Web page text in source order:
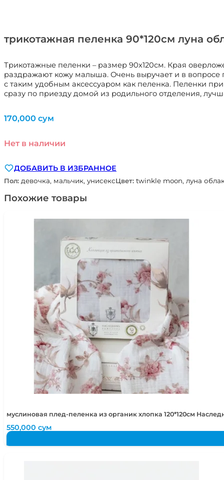
трикотажная пеленка 90*120см луна
Трикотажные пеленки – размер 90х120см. Края
раздражают кожу малыша. Очень выручает и в
с таким удобным аксессуаром как пеленка. Пеленки
сразу по приезду домой из родильного отделения,
170,000 сум
Нет в наличии
ДОБАВИТЬ В ИЗБРАННОЕ
Пол: девочка, мальчик, унисексЦвет: twinkle moon, луна
Похожие товары
муслиновая плед-пеленка из органик хлопка 120*120см
550,000сум